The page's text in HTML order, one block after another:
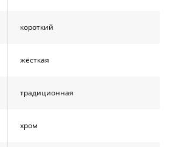
короткий
жёсткая
традиционная
хром